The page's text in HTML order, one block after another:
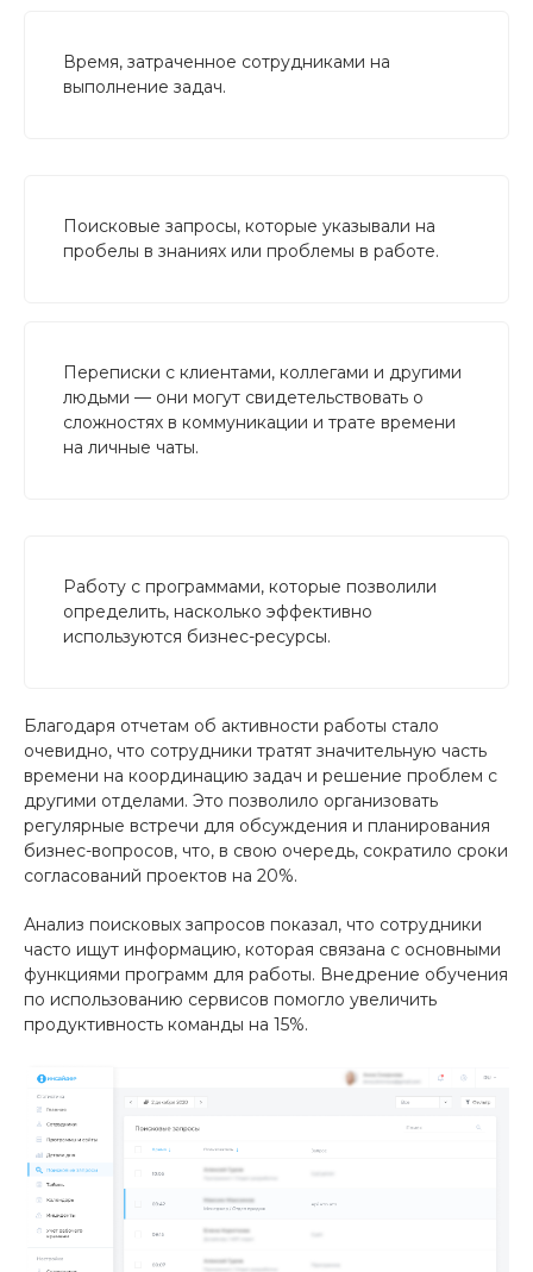
Время, затраченное сотрудниками на
выполнение задач.
Поисковые запросы, которые указывали на
пробелы в знаниях или проблемы в работе.
Переписки с клиентами, коллегами и другими
людьми — они могут свидетельствовать о
сложностях в коммуникации и трате времени
на личные чаты.
Работу с программами, которые позволили
определить, насколько эффективно
используются бизнес-ресурсы.
Благодаря отчетам об активности работы стало
очевидно, что сотрудники тратят значительную часть
времени на координацию задач и решение проблем с
другими отделами. Это позволило организовать
регулярные встречи для обсуждения и планирования
бизнес-вопросов, что, в свою очередь, сократило сроки
согласований проектов на 20%.
Анализ поисковых запросов показал, что сотрудники
часто ищут информацию, которая связана с основными
функциями программ для работы. Внедрение обучения
по использованию сервисов помогло увеличить
продуктивность команды на 15%.